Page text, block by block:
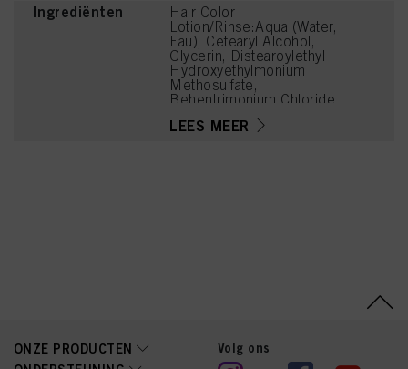
Ingrediënten
Hair Color
Lotion/Rinse:Aqua (Water,
Eau), Cetearyl Alcohol,
Glycerin, Distearoylethyl
Hydroxyethylmonium
Methosulfate,
Behentrimonium Chloride,
Parfum (Fragrance),
Limonene, Citronellol, Soy
Amino Acids, Wheat
LEES MEER
ONZE PRODUCTEN
Volg ons